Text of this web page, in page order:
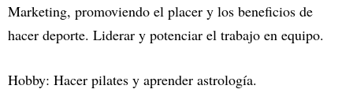
Marketing, promoviendo el placer y los beneficios de
hacer deporte. Liderar y potenciar el trabajo en equipo.
Hobby: Hacer pilates y aprender astrología.